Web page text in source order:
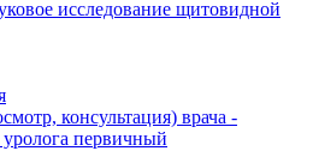
исследование щитовидной
консультация) врача -
уролога первичный